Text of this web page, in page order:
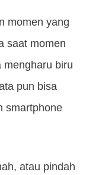
momen yang
saat momen
mengharu biru
pun bisa
smartphone
atau pindah